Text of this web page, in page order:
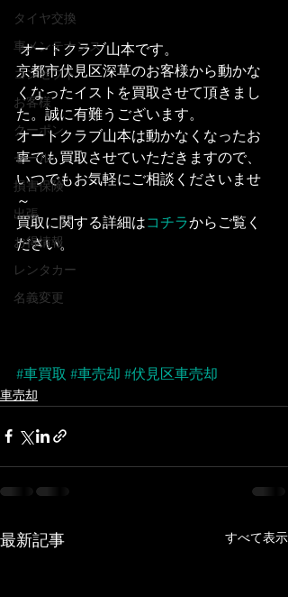
タイヤ交換
車メンテナンス
コンセプト
お客様
クーポン
セール
損害保険
出張
お得情報
レンタカー
名義変更
オートクラブ山本です。
京都市伏見区深草のお客様から動かな
くなったイストを買取させて頂きまし
た。誠に有難うございます。
オートクラブ山本は動かなくなったお
車でも買取させていただきますので、
いつでもお気軽にご相談くださいませ
～
買取に関する詳細はコチラからご覧く
ださい。
#車買取 #車売却 #伏見区車売却
車売却
最新記事 すべて表示